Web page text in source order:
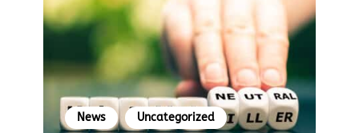
News Uncategorized